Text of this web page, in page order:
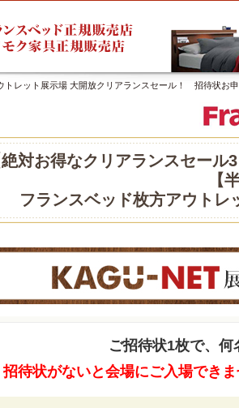
トレット展示場 大開放クリアランスセール！ 招待状お
絶対お得なクリアランスセール
【
フランスベッド枚方アウトレ
ご招待状1枚で、何
招待状がないと会場にご入場でき